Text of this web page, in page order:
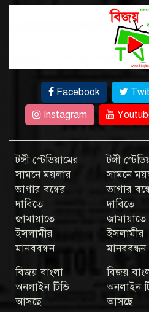
Facebook
Instagram
টঙ্গী স্টেডিয়ামের
সামনে ময়লার
ভাগার বন্ধের
দাবিতে
জামায়াতে
ইসলামীর
মানববন্ধন
বিজয় বাংলা
অনলাইন টিভি
আসছে
টঙ্গী
সামনে
ভাগার
দাবিতে
জামায়াতে
ইসলামীর
মানববন্ধন
বিজয়
অনলাইন
আসছে